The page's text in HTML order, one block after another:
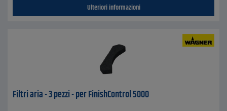
Ulteriori informazioni
Filtri aria - 3 pezzi - per FinishControl 5000